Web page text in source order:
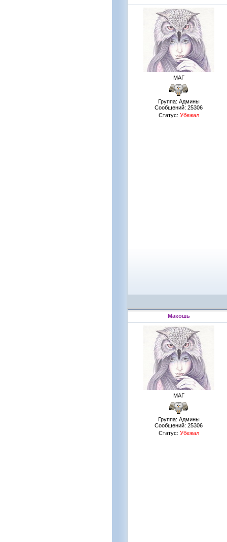
МАГ
Группа: Админы
Сообщений: 25306
Статус: Убежал
Макошь
МАГ
Группа: Админы
Сообщений: 25306
Статус: Убежал